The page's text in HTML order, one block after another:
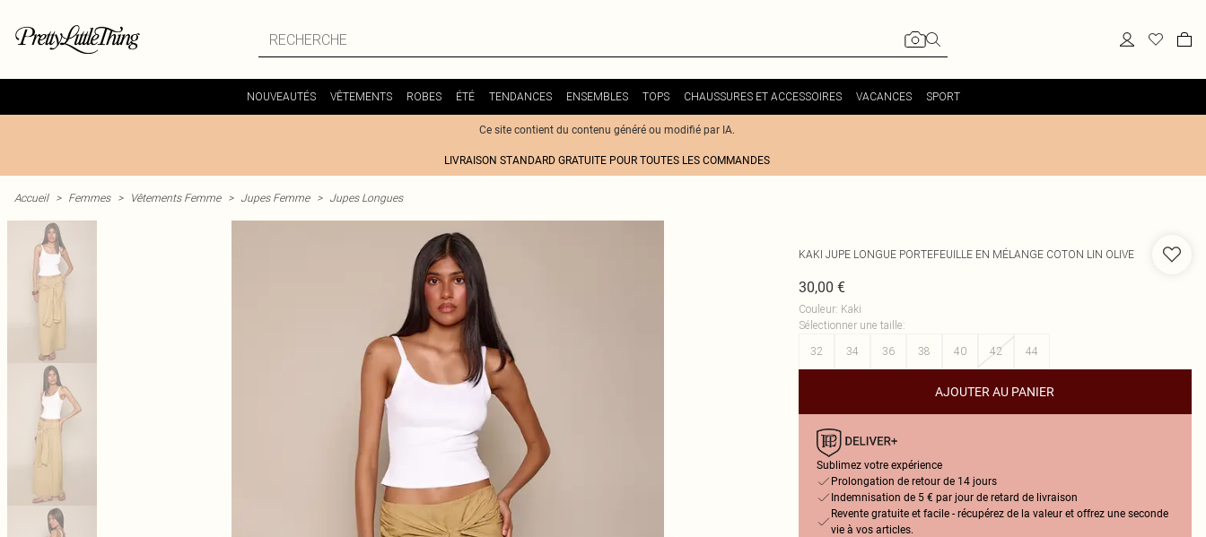
NOUVEAUTÉS VÊTEMENTS ROBES ÉTÉ TENDANCES ENSEMBLES TOPS CHAUSSURES ET ACCESSOIRES VACANCES SPORT
Ce site contient du contenu généré ou modifié par IA.
LIVRAISON STANDARD GRATUITE POUR TOUTES LES COMMANDES
Accueil > Femmes > Vêtements Femme > Jupes Femme > Jupes Longues
KAKI JUPE LONGUE PORTEFEUILLE EN MÉLANGE COTON LIN OLIVE
30,00 €
Couleur: Kaki
Sélectionner une taille:
32
34 36 38 40 42 44
AJOUTER AU PANIER
Sublimez votre expérience
Prolongation de retour de 14 jours
Indemnisation de 5 € par jour de retard de livraison
Revente gratuite et facile - récupérez de la valeur et offrez une seconde
vie à vos articles.